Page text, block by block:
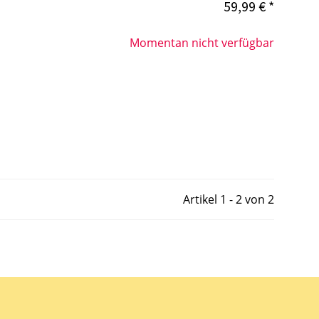
59,99 € *
Momentan nicht verfügbar
Artikel 1 - 2 von 2